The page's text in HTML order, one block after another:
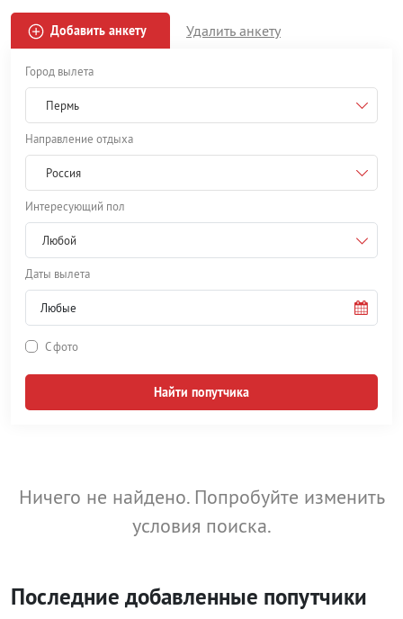
Добавить анкету Удалить анкету
Город вылета
Пермь
Направление отдыха
Россия
Интересующий пол
Любой
Даты вылета
Найти попутчика
С фото
Ничего не найдено. Попробуйте изменить
условия поиска.
Последние добавленные попутчики